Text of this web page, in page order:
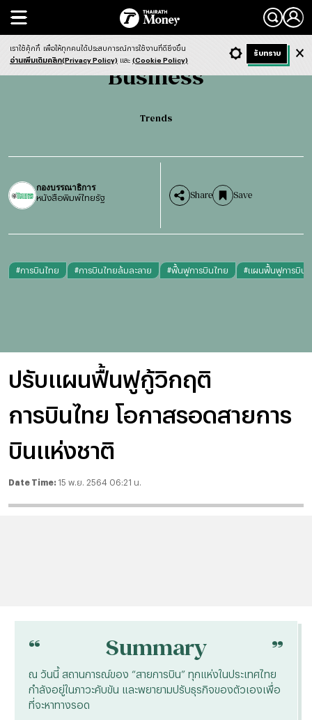
Search
Business Trends
Business
Trends
กองบรรณาธิการ
หนังสือพิมพ์ไทยรัฐ Share Save
#การบินไทย #การบินไทยล้มละลาย #ฟื้นฟูการบินไทย #แผนฟื้นฟูการบิน
ปรับแผนฟื้นฟูกู้วิกฤติ
การบินไทย โอกาสรอดสายการ
บินแห่งชาติ
Date Time: 15 พ.ย. 2564 06:21 น.
- ก + ก Dark ฟังข่าว
“ Summary “
ณ วันนี้ สถานการณ์ของ “สายการบิน” ทุกแห่งในประเทศไทย
กำลังอยู่ในภาวะคับขัน และพยายามปรับธุรกิจของตัวเองเพื่อ
ที่จะหาทางรอด
เราใช้คุ้กกี้ เพื่อให้ทุกคนได้ประสบการณ์การใช้งานที่ดียิ่งขึ้น
อ่านเพิ่มเติมคลิก(Privacy Policy) และ (Cookie Policy)
รับทราบ